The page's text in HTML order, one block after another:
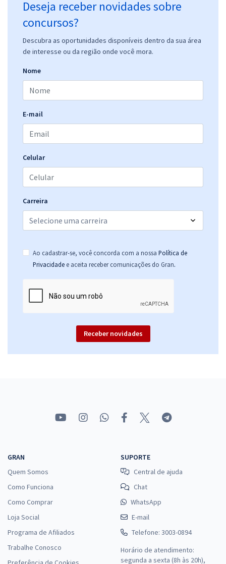
Deseja receber novidades sobre
concursos?
Descubra as oportunidades disponíveis dentro da sua área
de interesse ou da região onde você mora.
Nome
E-mail
Celular
Carreira
Ao cadastrar-se, você concorda com a nossa Política de
Privacidade e aceita receber comunicações do Gran.
Receber novidades
GRAN
Quem Somos
Como Funciona
Como Comprar
Loja Social
Programa de Afiliados
Trabalhe Conosco
SUPORTE
Central de ajuda
Chat
WhatsApp
E-mail
Telefone: 3003-0894
Horário de atendimento:
segunda a sexta (8h às 20h),